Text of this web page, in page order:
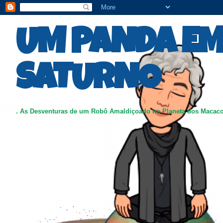
UM PANDA
SATURNO
. As Desventuras de um Robô Amaldiçoado no Planeta dos